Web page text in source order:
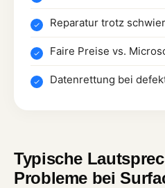
Reparatur trotz
Faire Preise vs.
Datenrettung bei
Typische
Probleme bei